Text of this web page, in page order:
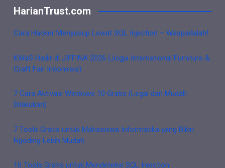
HarianTrust.com
Cara Hacker Menyusup Lewat SQL Injection – Waspadalah!
KWaS Hadir di JIFFINA 2026 (Jogja International Furniture &
Craft Fair Indonesia)
7 Cara Aktivasi Windows 10 Gratis (Legal dan Mudah
Dilakukan)
7 Tools Gratis untuk Mahasiswa Informatika yang Bikin
Ngoding Lebih Mudah
10 Tools Gratis untuk Mendeteksi SQL Injection